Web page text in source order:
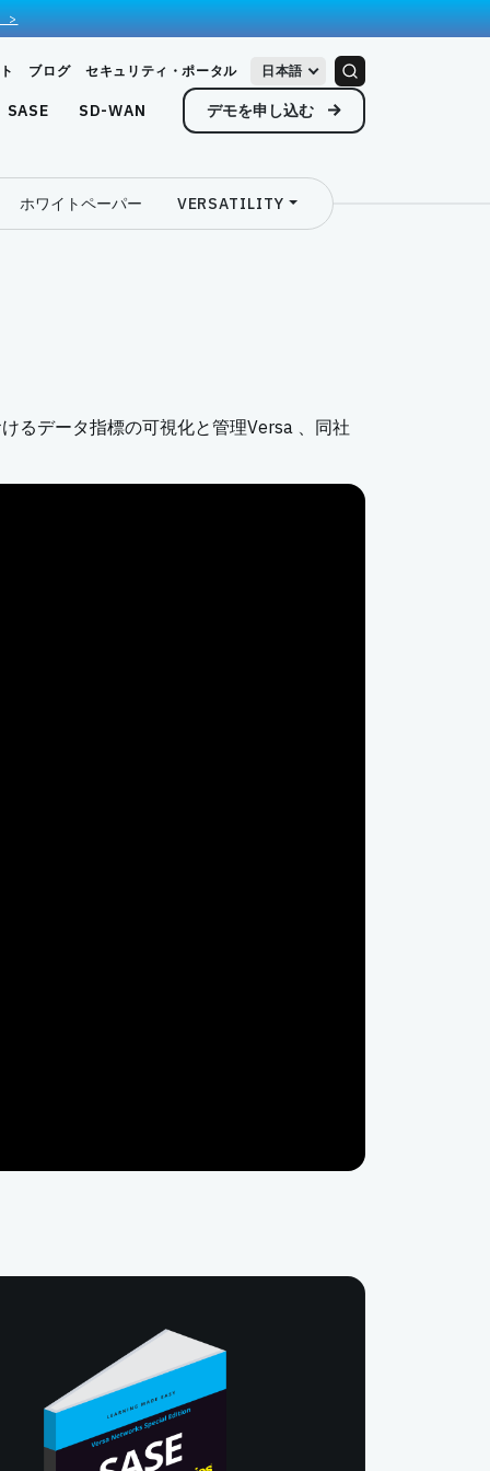
>
ブログ セキュリティ・ポータル 日本語
SASE SD-WAN デモを申し込む
ホワイトペーパー VERSATILITY
るデータ指標の可視化と管理Versa 、同社